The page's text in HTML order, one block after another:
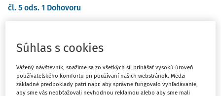
čl. 5 ods. 1 Dohovoru
poriadku
I. Ochranné liečenie ústavnou formou uložené podľa
ods. 1 Trestného zákonapredstavuje dramatický zásah do
Súhlas s cookies
Vážený návštevník, snažíme sa zo všetkých síl prinášať vysokú úroveň
používateľského komfortu pri používaní našich webstránok. Medzi
základné predpoklady patrí napr. aby správne fungovalo vyhľadávanie,
aby sme vás neobťažovali nevhodnou reklamou alebo aby sme mali